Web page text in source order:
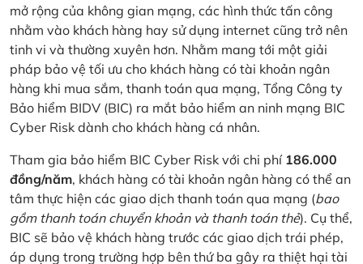
mở rộng của không gian mạng, các hình thức tấn công
nhằm vào khách hàng hay sử dụng internet cũng trở nên
tinh vi và thường xuyên hơn. Nhằm mang tới một giải
pháp bảo vệ tối ưu cho khách hàng có tài khoản ngân
hàng khi mua sắm, thanh toán qua mạng, Tổng Công ty
Bảo hiểm BIDV (BIC) ra mắt bảo hiểm an ninh mạng BIC
Cyber Risk dành cho khách hàng cá nhân.
Tham gia bảo hiểm BIC Cyber Risk với chi phí 186.000
đồng/năm, khách hàng có tài khoản ngân hàng có thể an
tâm thực hiện các giao dịch thanh toán qua mạng (bao
gồm thanh toán chuyển khoản và thanh toán thẻ). Cụ thể,
BIC sẽ bảo vệ khách hàng trước các giao dịch trái phép,
áp dụng trong trường hợp bên thứ ba gây ra thiệt hại tài